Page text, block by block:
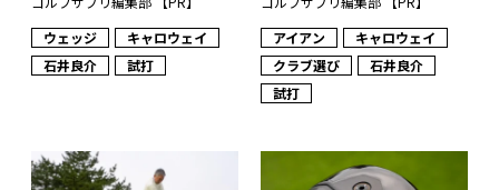
ウェッジ
キャロウェイ
石井良介
試打
アイアン
キャロウェイ
クラブ選び
石井良介
試打